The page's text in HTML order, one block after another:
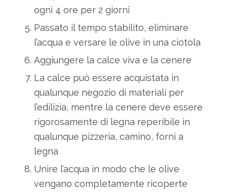
ogni 4 ore per 2 giorni
Passato il tempo stabilito, eliminare
l’acqua e versare le olive in una ciotola
Aggiungere la calce viva e la cenere
La calce può essere acquistata in
qualunque negozio di materiali per
l’edilizia, mentre la cenere deve essere
rigorosamente di legna reperibile in
qualunque pizzeria, camino, forni a
legna
Unire l’acqua in modo che le olive
vengano completamente ricoperte